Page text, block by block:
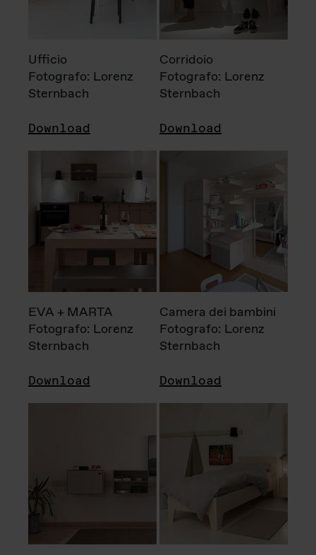
Ufficio
Fotografo: Lorenz
Sternbach
Download
Corridoio
Fotografo: Lorenz
Sternbach
Download
EVA + MARTA
Fotografo: Lorenz
Sternbach
Download
Camera dei bambini
Fotografo: Lorenz
Sternbach
Download